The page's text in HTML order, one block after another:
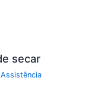
secar
Assistência